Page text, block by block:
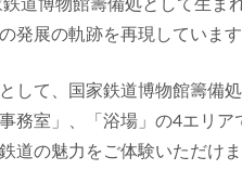
道博物館籌備処として生ま
発展の軌跡を再現していま
して、国家鉄道博物館籌備
務室」、「浴場」の4エリ
道の魅力をご体験いただけ